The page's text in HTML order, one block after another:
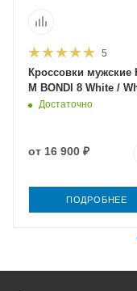
5
Кроссовки мужские
M BONDI 8 White /
Достаточно
от 16 900 ₽
ПОДРОБНЕЕ